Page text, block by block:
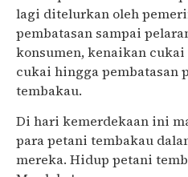
lagi ditelurkan oleh
pembatasan sampai
konsumen, kenaikan
cukai hingga pembatasan
tembakau.
Di hari kemerdekaan ini
para petani tembakau
mereka. Hidup petani